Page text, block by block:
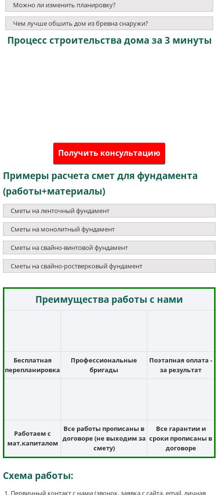
Можно ли изменить планировку?
Чем лучше обшить дом из бревна снаружи?
Процесс строительства дома за 3 минуты
Получить консультацию
Примеры расчета смет для фундамента
(работы+материалы)
Сметы на ленточный фундамент
Сметы на монолитный фундамент
Сметы на свайно-винтовой фундамент
Сметы на свайно-ростверковый фундамент
Преимущества работы с нами
Бесплатная
перепланировка
Профессиональные
бригады
Поэтапная оплата -
за результат
Работаем с
мат.капиталом
Все работы прописаны в
договоре (не выходим за
смету)
Все гарантии и
сроки прописаны в
договоре
Схема работы:
Первичный контакт с нами (звонок, заявка с сайта, email, личная